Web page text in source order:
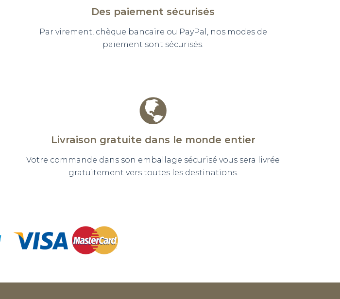
Des paiement sécurisés
Par virement, chèque bancaire ou PayPal, nos modes de
paiement sont sécurisés.
Livraison gratuite dans le monde entier
Votre commande dans son emballage sécurisé vous sera livrée
gratuitement vers toutes les destinations.